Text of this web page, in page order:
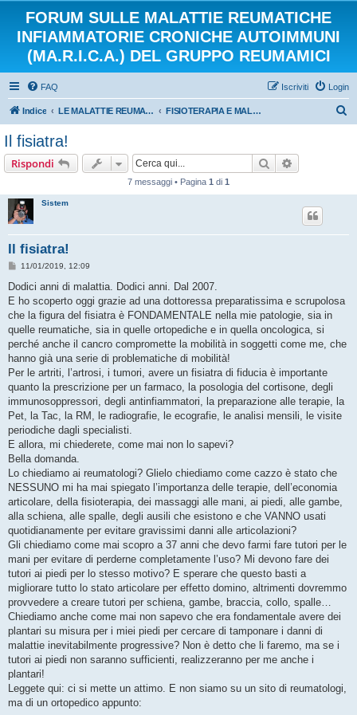
FORUM SULLE MALATTIE REUMATICHE
INFIAMMATORIE CRONICHE AUTOIMMUNI
(MA.R.I.C.A.) DEL GRUPPO REUMAMICI
FAQ Login
Iscriviti
Indice LE MALATTIE REUMATICHE INFIAMMATORIE CRONICHE AUTOIMMUNI FISIOTERAPIA E MALATTIE AUTOIMMUNI
Il fisiatra!
Rispondi Cerca
7 messaggi • Pagina 1 di 1
Sistem
Il fisiatra!
M
s
a
g
i
o
11/01/2019, 12:09
Dodici anni di malattia. Dodici anni. Dal 2007.
E ho scoperto oggi grazie ad una dottoressa preparatissima e scrupolosa
che la figura del fisiatra è FONDAMENTALE nella mie patologie, sia in
quelle reumatiche, sia in quelle ortopediche e in quella oncologica, si
perché anche il cancro compromette la mobilità in soggetti come me, che
hanno già una serie di problematiche di mobilità!
Per le artriti, l’artrosi, i tumori, avere un fisiatra di fiducia è importante
quanto la prescrizione per un farmaco, la posologia del cortisone, degli
immunosoppressori, degli antinfiammatori, la preparazione alle terapie, la
Pet, la Tac, la RM, le radiografie, le ecografie, le analisi mensili, le visite
periodiche dagli specialisti.
E allora, mi chiederete, come mai non lo sapevi?
Bella domanda.
Lo chiediamo ai reumatologi? Glielo chiediamo come cazzo è stato che
NESSUNO mi ha mai spiegato l’importanza delle terapie, dell’economia
articolare, della fisioterapia, dei massaggi alle mani, ai piedi, alle gambe,
alla schiena, alle spalle, degli ausili che esistono e che VANNO usati
quotidianamente per evitare gravissimi danni alle articolazioni?
Gli chiediamo come mai scopro a 37 anni che devo farmi fare tutori per le
mani per evitare di perderne completamente l’uso? Mi devono fare dei
tutori ai piedi per lo stesso motivo? E sperare che questo basti a
migliorare tutto lo stato articolare per effetto domino, altrimenti dovremmo
provvedere a creare tutori per schiena, gambe, braccia, collo, spalle…
Chiediamo anche come mai non sapevo che era fondamentale avere dei
plantari su misura per i miei piedi per cercare di tamponare i danni di
malattie inevitabilmente progressive? Non è detto che li faremo, ma se i
tutori ai piedi non saranno sufficienti, realizzeranno per me anche i
plantari!
Leggete qui: ci si mette un attimo. E non siamo su un sito di reumatologi,
ma di un ortopedico appunto: